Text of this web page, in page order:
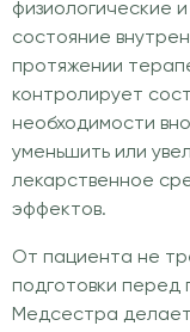
физиологические
состояние
протяжении
контролирует
необходимости
уменьшить или
лекарственное
эффектов.
От пациента не
подготовки перед
Медсестра делает